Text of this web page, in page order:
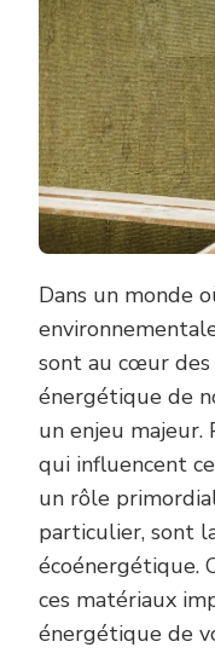
Dans un monde
sont au cœur des
énergétique de
un enjeu majeur.
qui influencent
un rôle
particulier, sont
écoénergétique.
ces matériaux
énergétique de